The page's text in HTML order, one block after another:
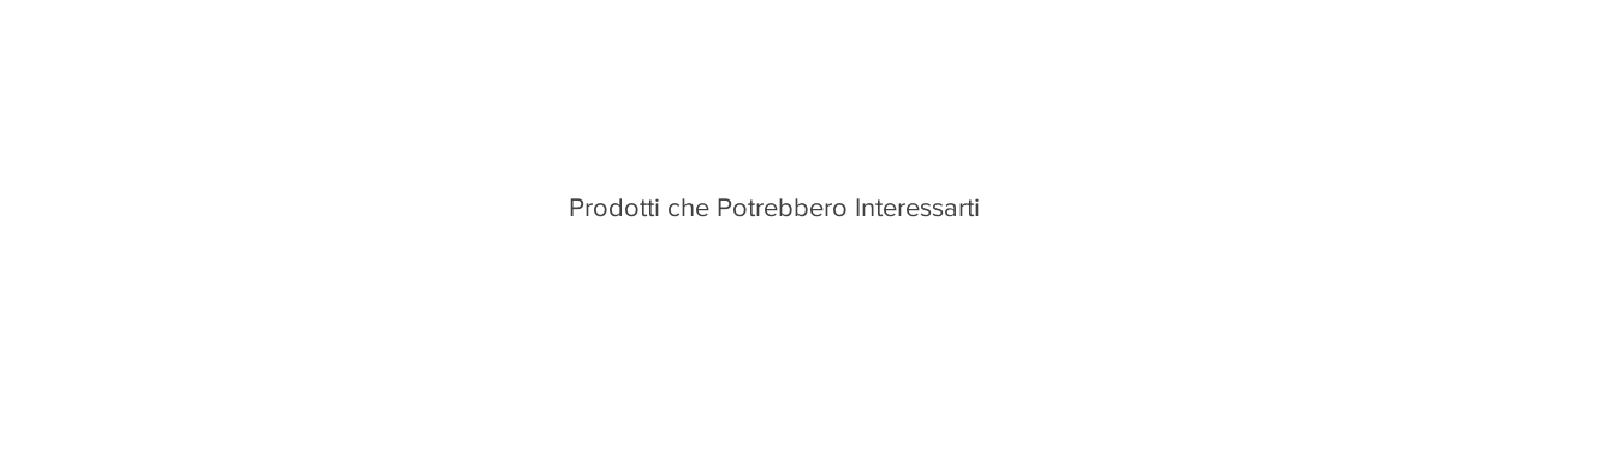
Prodotti che Potrebbero Interessarti